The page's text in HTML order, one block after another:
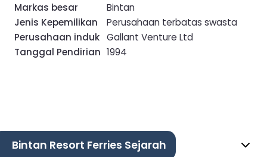
Markas besar
Bintan
Jenis Kepemilikan
Perusahaan terbatas swasta
Perusahaan induk Gallant Venture Ltd
Tanggal Pendirian 1994
Bintan Resort Ferries Sejarah